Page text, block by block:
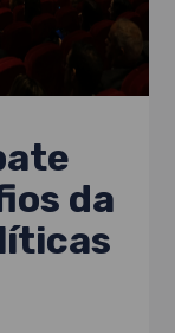
da